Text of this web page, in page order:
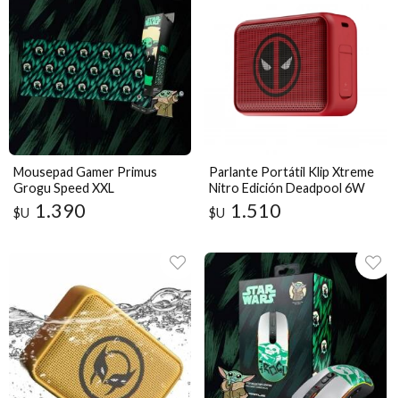
Mousepad Gamer Primus
Grogu Speed XXL
Antideslizante Original
$U 1.390
Parlante Portátil Klip Xtreme
Nitro Edición Deadpool 6W
Bluetooth
$U 1.510